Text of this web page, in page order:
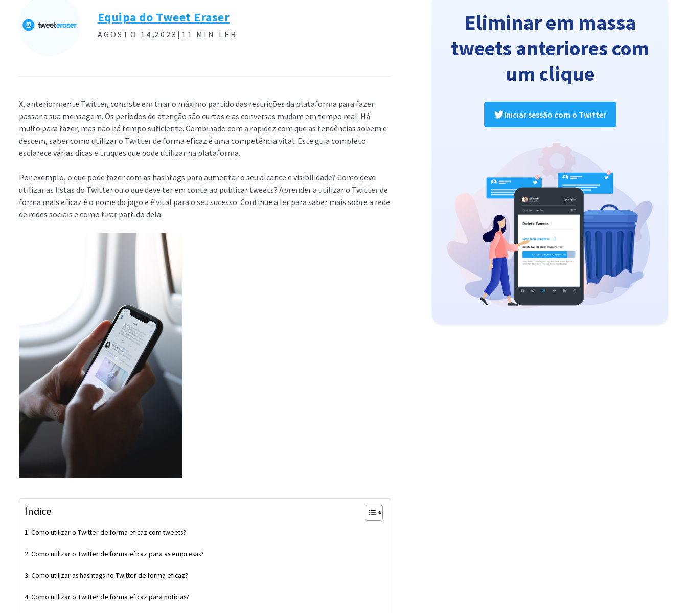
Equipa do Tweet Eraser
AGOSTO 14 ,2023| 11 MIN LER
X, anteriormente Twitter, consiste em tirar o máximo partido das restrições da plataforma para fazer
passar a sua mensagem. Os períodos de atenção são curtos e as conversas mudam em tempo real. Há
muito para fazer, mas não há tempo suficiente. Combinado com a rapidez com que as tendências sobem e
descem, saber como utilizar o Twitter de forma eficaz é uma competência vital. Este guia completo
esclarece várias dicas e truques que pode utilizar na plataforma.
Por exemplo, o que pode fazer com as hashtags para aumentar o seu alcance e visibilidade? Como deve
utilizar as listas do Twitter ou o que deve ter em conta ao publicar tweets? Aprender a utilizar o Twitter de
forma mais eficaz é o nome do jogo e é vital para o seu sucesso. Continue a ler para saber mais sobre a rede
de redes sociais e como tirar partido dela.
Índice
Como utilizar o Twitter de forma eficaz com tweets?
Como utilizar o Twitter de forma eficaz para as empresas?
Como utilizar as hashtags no Twitter de forma eficaz?
Como utilizar o Twitter de forma eficaz para notícias?
Eliminar em massa
tweets anteriores com
um clique
Iniciar sessão com o Twitter